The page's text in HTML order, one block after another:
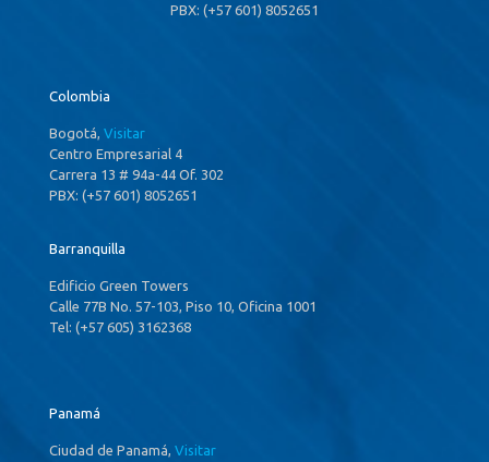
PBX: (+57 601) 8052651
Colombia
Bogotá, Visitar
Centro Empresarial 4
Carrera 13 # 94a-44 Of. 302
PBX: (+57 601) 8052651
Barranquilla
Edificio Green Towers
Calle 77B No. 57-103, Piso 10, Oficina 1001
Tel: (+57 605) 3162368
Panamá
Ciudad de Panamá, Visitar